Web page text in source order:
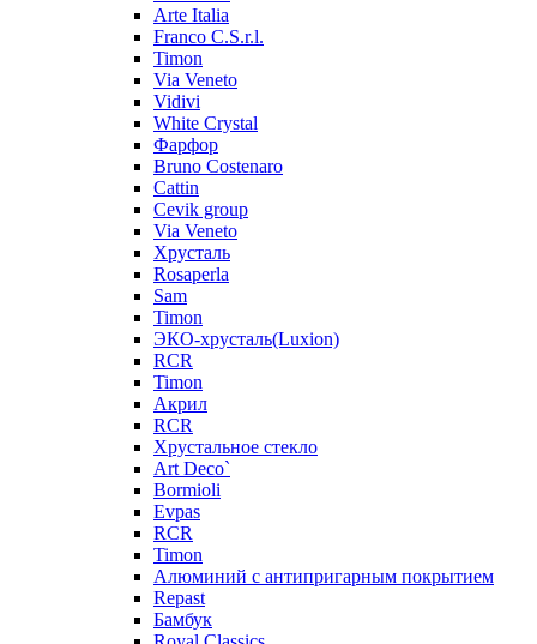
Arte Italia
Franco C.S.r.l.
Timon
Via Veneto
Vidivi
White Crystal
Фарфор
Bruno Costenaro
Cattin
Cevik group
Via Veneto
Хрусталь
Rosaperla
Sam
Timon
ЭКО-хрусталь(Luxion)
RCR
Timon
Акрил
RCR
Хрустальное стекло
Art Deco`
Bormioli
Evpas
RCR
Timon
Алюминий с антипригарным покрытием
Repast
Бамбук